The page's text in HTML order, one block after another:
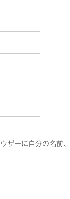
ザーに自分の名前